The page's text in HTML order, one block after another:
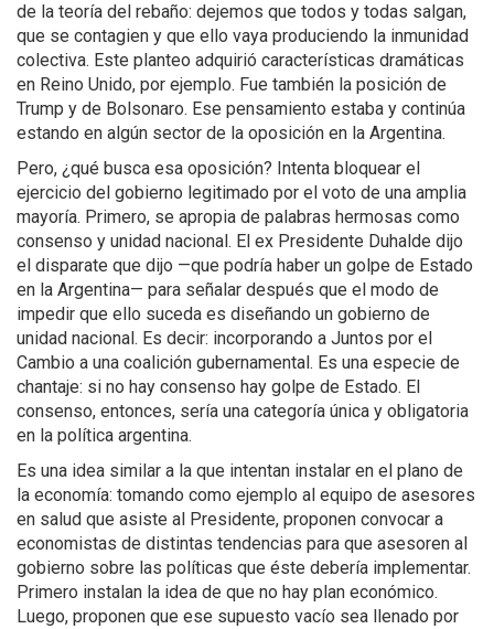
de la teoría del rebaño: dejemos que todos y todas salgan,
que se contagien y que ello vaya produciendo la inmunidad
colectiva. Este planteo adquirió características dramáticas
en Reino Unido, por ejemplo. Fue también la posición de
Trump y de Bolsonaro. Ese pensamiento estaba y continúa
estando en algún sector de la oposición en la Argentina.
Pero, ¿qué busca esa oposición? Intenta bloquear el
ejercicio del gobierno legitimado por el voto de una amplia
mayoría. Primero, se apropia de palabras hermosas como
consenso y unidad nacional. El ex Presidente Duhalde dijo
el disparate que dijo —que podría haber un golpe de Estado
en la Argentina— para señalar después que el modo de
impedir que ello suceda es diseñando un gobierno de
unidad nacional. Es decir: incorporando a Juntos por el
Cambio a una coalición gubernamental. Es una especie de
chantaje: si no hay consenso hay golpe de Estado. El
consenso, entonces, sería una categoría única y obligatoria
en la política argentina.
Es una idea similar a la que intentan instalar en el plano de
la economía: tomando como ejemplo al equipo de asesores
en salud que asiste al Presidente, proponen convocar a
economistas de distintas tendencias para que asesoren al
gobierno sobre las políticas que éste debería implementar.
Primero instalan la idea de que no hay plan económico.
Luego, proponen que ese supuesto vacío sea llenado por